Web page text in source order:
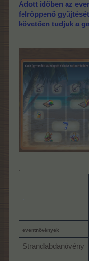
Adott időben az
felröppenő
követően tudjuk a
.
eventnövények
Strandlabdanövény